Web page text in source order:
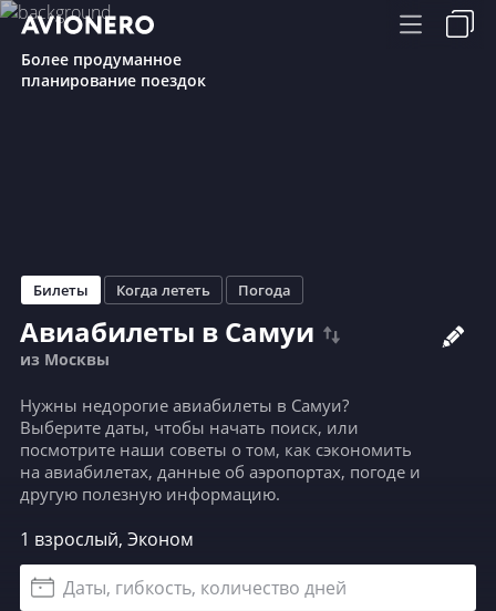
Более продуманное
планирование поездок
Билеты Когда лететь Погода
Авиабилеты в Самуи
из Москвы
Нужны недорогие авиабилеты в Самуи?
Выберите даты, чтобы начать поиск, или
посмотрите наши советы о том, как сэкономить
на авиабилетах, данные об аэропортах, погоде и
другую полезную информацию.
1 взрослый, Эконом
Даты, гибкость, количество дней